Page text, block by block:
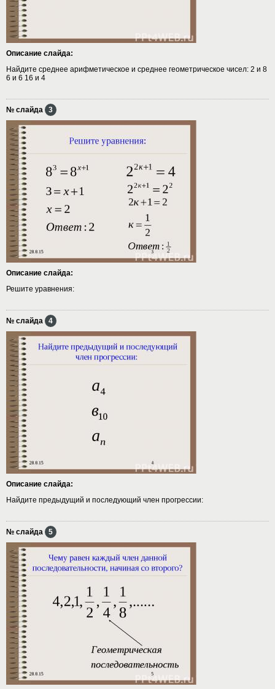
Описание слайда:
Найдите среднее арифметическое и среднее геометрическое чисел: 2 и 8
6 и 6 16 и 4
№ слайда 3
Описание слайда:
Решите уравнения:
№ слайда 4
Описание слайда:
Найдите предыдущий и последующий член прогрессии:
№ слайда 5